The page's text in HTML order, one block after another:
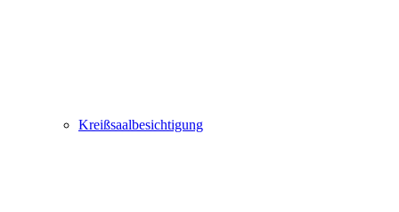
Kreißsaalbesichtigung